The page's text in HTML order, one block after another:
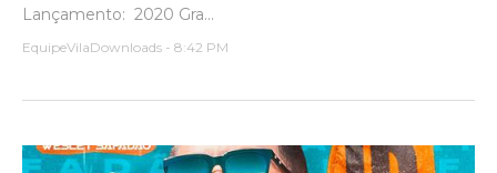
Lançamento: 2020 Gra...
EquipeVilaDownloads - 8:42 PM